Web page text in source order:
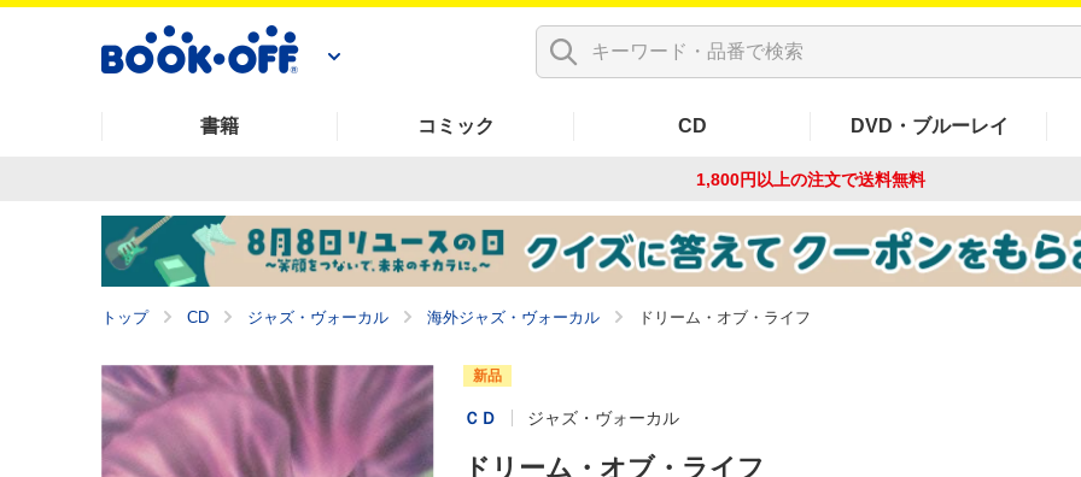
書籍 コミック CD DVD・ブルーレイ
1,800円以上の注文で送料無料
トップ CD ジャズ・ヴォーカル 海外ジャズ・ヴォーカル ドリーム・オブ・ライフ
新品
ＣＤ ジャズ・ヴォーカル
ドリーム・オブ・ライフ